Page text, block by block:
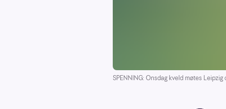
SPENNING: Onsdag kveld møtes